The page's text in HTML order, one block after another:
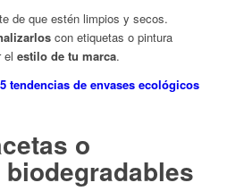
de que estén limpios y secos.
con etiquetas o pintura
el estilo de tu marca.
tendencias de envases ecológicos
o